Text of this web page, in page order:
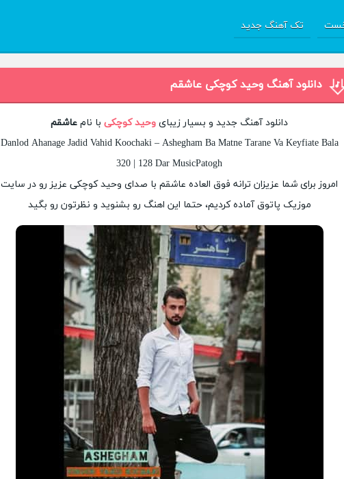
تک آهنگ جدید
دانلود آهنگ وحید کوچکی عاشقم
دانلود آهنگ جدید و بسیار زیبای وحید کوچکیبا نام عاشقم
Danlod Ahanage Jadid Vahid Koochaki – Ashegham Ba Matne Tarane Va Keyfiate Bala
320 | 128 Dar MusicPatogh
امروز برای شما عزیزان ترانه فوق العاده عاشقم با صدای وحید کوچکی عزیز رو در سایت
موزیک پاتوق آماده کردیم، حتما این اهنگ رو بشنوید و نظرتون رو بگید